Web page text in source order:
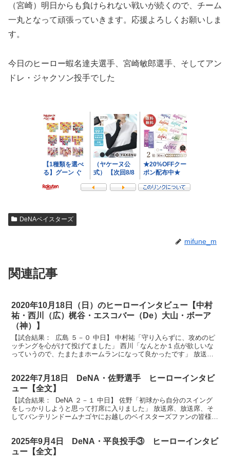
（宮崎）明日からも負けられない戦いが続くので、チーム
一丸となって頑張っていきます。応援よろしくお願いしま
す。
今日のヒーロー蝦名達夫選手、宮崎敏郎選手、そしてアン
ドレ・ジャクソン投手でした
DeNAベイスターズ
mifune_m
関連記事
2020年10月18日（日）のヒーローインタビュー【中村
祐・西川（広）梶谷・エスコバー（De）大山・ボーア
（神）】
【試合結果： 広島 ５－０ 中日】 中村祐「守り入らずに、攻めのピ
ッチングを心がけて投げてました」 西川「なんとか１点が欲しいな
っていうので、たまたまホームランになって良かったです」 放送
2022年7月18日 DeNA・佐野選手 ヒーローインタビ
ュー【全文】
【試合結果： DeNA ２－１ 中日】 佐野「初球から自分のスイング
をしっかりしようと思って打席に入りました」 放送席、放送席、そ
してバンテリンドームナゴヤにお越しのベイスターズファンの皆様、
2025年9月4日 DeNA・平良投手③ ヒーローインタビ
ュー【全文】